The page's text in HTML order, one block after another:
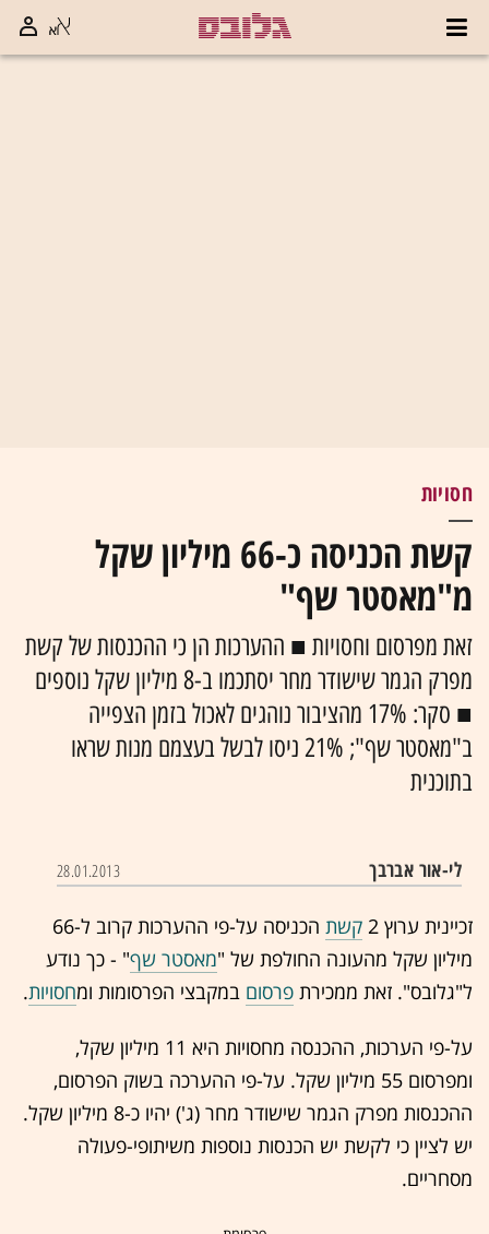
חסויות
קשת הכניסה כ-66 מיליון שקל
מ"מאסטר שף"
זאת מפרסום וחסויות ■ ההערכות הן כי ההכנסות של קשת
מפרק הגמר שישודר מחר יסתכמו ב-8 מיליון שקל נוספים
■ סקר: 17% מהציבור נוהגים לאכול בזמן הצפייה
ב"מאסטר שף"; 21% ניסו לבשל בעצמם מנות שראו
בתוכנית
לי-אור אברבך 28.01.2013
זכיינית ערוץ 2 קשת
הכניסה על-פי ההערכות קרוב ל-66
מיליון שקל מהעונה החולפת של "מאסטר שף" - כך נודע
ל"גלובס". זאת ממכירת פרסום במקבצי הפרסומות ומחסויות.
על-פי הערכות, ההכנסה מחסויות
היא 11 מיליון שקל,
ומפרסום 55 מיליון שקל. על-פי ההערכה בשוק הפרסום,
ההכנסות מפרק הגמר שישודר מחר (ג') יהיו כ-8 מיליון שקל.
יש לציין כי לקשת יש הכנסות נוספות משיתופי-פעולה
מסחריים.